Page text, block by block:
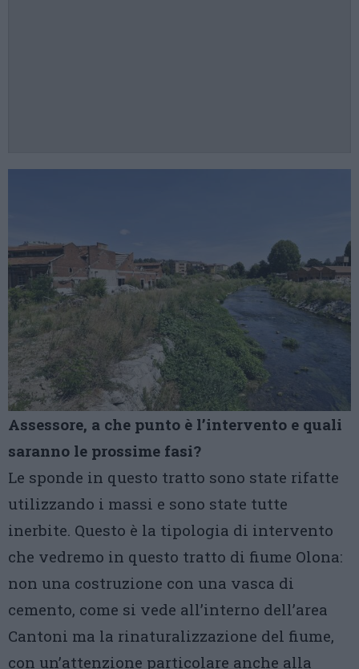
Assessore, a che punto è l’intervento e quali
saranno le prossime fasi?
Le sponde in questo tratto sono state rifatte
utilizzando i massi e sono state tutte
inerbite. Questo è la tipologia di intervento
che vedremo in questo tratto di fiume Olona:
non una costruzione con una vasca di
cemento, come si vede all’interno dell’area
Cantoni ma la rinaturalizzazione del fiume,
con un’attenzione particolare anche alla